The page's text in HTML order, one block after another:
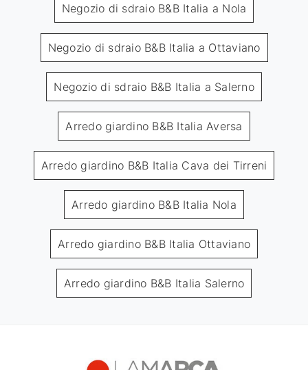
Negozio di sdraio B&B Italia a Nola
Negozio di sdraio B&B Italia a Ottaviano
Negozio di sdraio B&B Italia a Salerno
Arredo giardino B&B Italia Aversa
Arredo giardino B&B Italia Cava dei Tirreni
Arredo giardino B&B Italia Nola
Arredo giardino B&B Italia Ottaviano
Arredo giardino B&B Italia Salerno